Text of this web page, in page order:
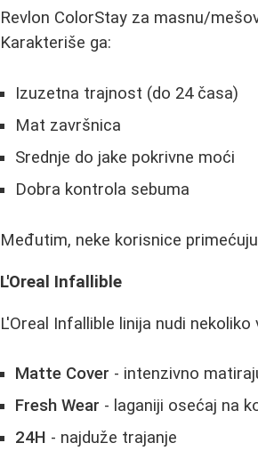
Revlon ColorStay za masnu/
Karakteriše ga:
Izuzetna trajnost (do 24 časa)
Mat završnica
Srednje do jake pokrivne moći
Dobra kontrola sebuma
Međutim, neke korisnice
L'Oreal Infallible
L'Oreal Infallible linija nudi nekoliko
Matte Cover - intenzivno
Fresh Wear - laganiji osećaj na
24H - najduže trajanje